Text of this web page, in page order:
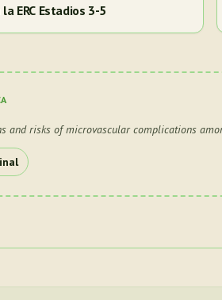
ERC Estadios 3-5
and risks of microvascular complications